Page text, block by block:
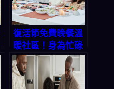
復活節免費晚餐溫
暖社區！身為忙碌
上班族的你，該如
何輕鬆搞定每天的
「今晚吃什麼」？